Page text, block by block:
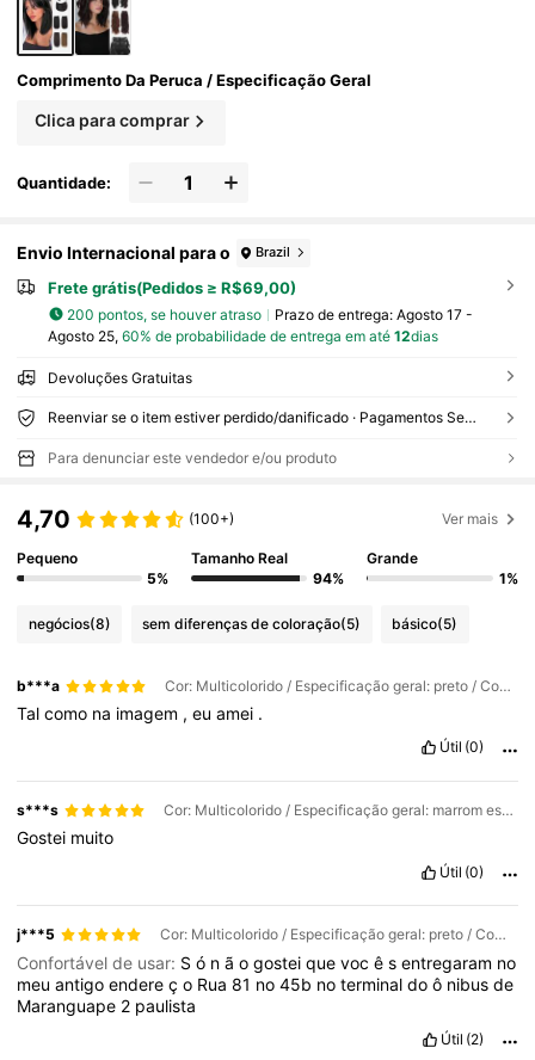
Comprimento Da Peruca / Especificação Geral
Clica para comprar
Quantidade:
Envio Internacional para o Brazil
Frete grátis(Pedidos ≥ R$69,00)
200 pontos, se houver atraso Prazo de entrega: Agosto 17 -
Agosto 25, 60% de probabilidade de entrega em até 12dias
Devoluções Gratuitas
Reenviar se o item estiver perdido/danificado · Pagamentos Seguros · Proteção de privacidade
Para denunciar este vendedor e/ou produto
4,70 (100+) Ver mais
Pequeno
5%
Tamanho Real
94%
Grande
1%
negócios(8) sem diferenças de coloração(5) básico(5)
b***a Cor: Multicolorido / Especificação geral: preto / Comprimento da peruca: 12 Inch
Talcomo na imagem ,euamei .
Útil (0)
s***s Cor: Multicolorido / Especificação geral: marrom escuro / Comprimento da peruca: 12 Inch
Gostei muito
Útil (0)
j***5 Cor: Multicolorido / Especificação geral: preto / Comprimento da peruca: 8 Inch
Confortável de usar: Só nãogosteiquevocêsentregaram no
meuantigoendereço Rua81 no45b noterminaldoô nibusde
Maranguape 2 paulista
Útil (2)